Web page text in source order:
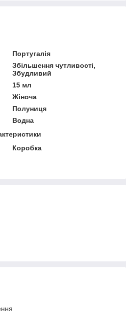
Португалія
Збільшення чутливості,
Збудливий
15 мл
Жіноча
Полуниця
Водна
Коробка